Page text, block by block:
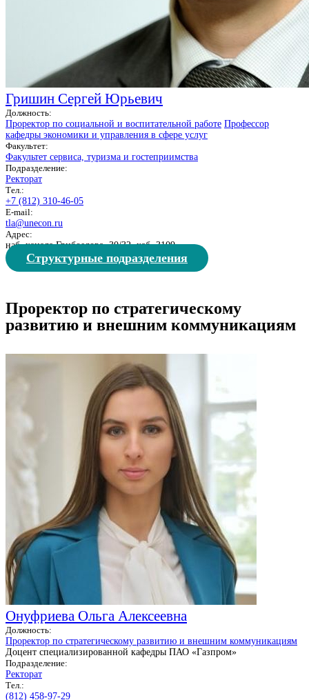
Гришин Сергей Юрьевич
Должность:
Проректор по социальной и воспитательной работе Профессор
кафедры экономики и управления в сфере услуг
Факультет:
Факультет сервиса, туризма и гостеприимства
Подразделение:
Ректорат
Тел.:
+7 (812) 310-46-05
E-mail:
tla@unecon.ru
Адрес:
наб. канала Грибоедова, 30/32, каб. 3109
Структурные подразделения
Проректор по стратегическому
развитию и внешним коммуникациям
Онуфриева Ольга Алексеевна
Должность:
Проректор по стратегическому развитию и внешним коммуникациям
Доцент специализированной кафедры ПАО «Газпром»
Подразделение:
Ректорат
Тел.:
(812) 458-97-29